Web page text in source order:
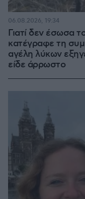
Γιατί δεν έσωσα
κατέγραφε τη
αγέλη λύκων
είδε άρρωστο
06.08.2026, 19:34